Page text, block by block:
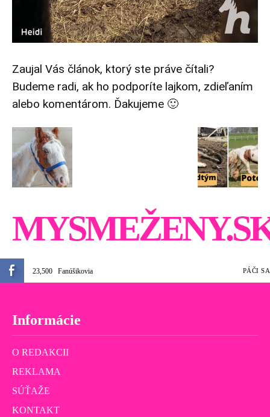
Zaujal Vás článok, ktorý ste práve čítali?
Budeme radi, ak ho podporíte lajkom, zdieľaním
alebo komentárom. Ďakujeme 🙂
23,500 Fanúšikovia PÁČI SA
Informácie
O REDAKCII
REKLAMA
SÚŤAŽE
KONTAKT